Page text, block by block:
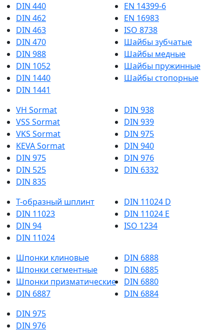
DIN 440
DIN 462
DIN 463
DIN 470
DIN 988
DIN 1052
DIN 1440
DIN 1441
EN 14399-6
EN 16983
ISO 8738
Шайбы зубчатые
Шайбы медные
Шайбы пружинные
Шайбы стопорные
VH Sormat
VSS Sormat
VKS Sormat
KEVA Sormat
DIN 975
DIN 525
DIN 835
DIN 938
DIN 939
DIN 975
DIN 940
DIN 976
DIN 6332
Т-образный шплинт
DIN 11023
DIN 94
DIN 11024
DIN 11024 D
DIN 11024 E
ISO 1234
Шпонки клиновые
Шпонки сегментные
Шпонки призматические
DIN 6887
DIN 6888
DIN 6885
DIN 6880
DIN 6884
DIN 975
DIN 976